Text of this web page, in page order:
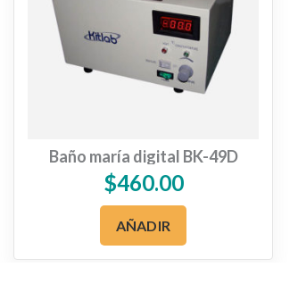
Baño maría digital BK-49D
$460.00
AÑADIR